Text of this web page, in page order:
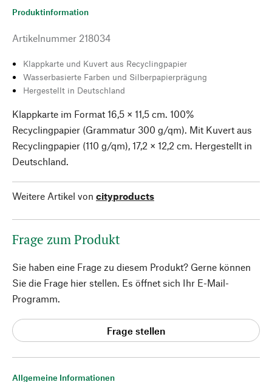
Allgemeine Informationen
Produktinformation
Artikelnummer 218034
Klappkarte und Kuvert aus Recyclingpapier
Wasserbasierte Farben und Silberpapierprägung
Hergestellt in Deutschland
Klappkarte im Format 16,5 × 11,5 cm. 100%
Recyclingpapier (Grammatur 300 g/qm). Mit Kuvert aus
Recyclingpapier (110 g/qm), 17,2 × 12,2 cm. Hergestellt in
Deutschland.
Weitere Artikel von cityproducts
Frage zum Produkt
Sie haben eine Frage zu diesem Produkt? Gerne können
Sie die Frage hier stellen. Es öffnet sich Ihr E-Mail-
Programm.
Frage stellen